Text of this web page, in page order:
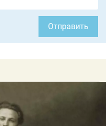
Отправить